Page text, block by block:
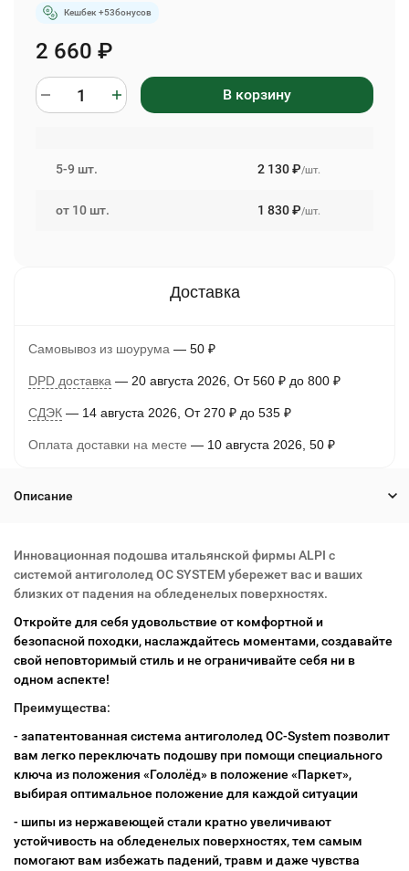
Кешбек +53бонусов
2 660 ₽
В корзину
5-9 шт. 2 130₽/шт.
от 10 шт. 1 830₽/шт.
Самовывоз из шоурума 50 ₽
DPD доставка 20 августа 2026 От 560 ₽ до 800 ₽
СДЭК 14 августа 2026 От 270 ₽ до 535 ₽
Оплата доставки на месте 10 августа 2026 50 ₽
Описание
Инновационная подошва итальянской фирмы ALPI с
системой антигололед OC SYSTEM убережет вас и ваших
близких от падения на обледенелых поверхностях.
Откройте для себя удовольствие от комфортной и
безопасной походки, наслаждайтесь моментами, создавайте
свой неповторимый стиль и не ограничивайте себя ни в
одном аспекте!
Преимущества:
- запатентованная система антигололед OC-System позволит
вам легко переключать подошву при помощи специального
ключа из положения «Гололёд» в положение «Паркет»,
выбирая оптимальное положение для каждой ситуации
- шипы из нержавеющей стали кратно увеличивают
устойчивость на обледенелых поверхностях, тем самым
помогают вам избежать падений, травм и даже чувства